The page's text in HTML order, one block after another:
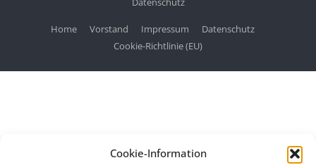
Cookie-Information
Home Vorstand Impressum
Datenschutz
Cookie-Richtlinie (EU)